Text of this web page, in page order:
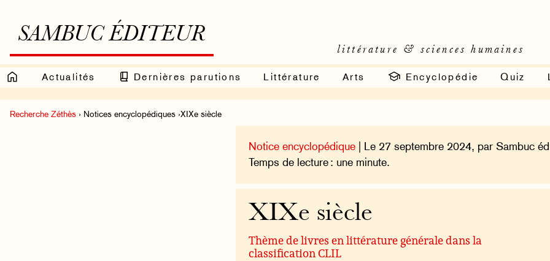
SAMBUC ÉDITEUR
littérature & sciences humaines
Actualités Dernières parutions Littérature Arts Encyclopédie Quiz
Recherche Zéthès › Notices encyclopédiques ›XIXe siècle
Notice encyclopédique | Le 27 septembre 2024, par Sambuc
Temps de lecture : une minute.
XIXe siècle
Thème de livres en littérature générale dans la
classification CLIL